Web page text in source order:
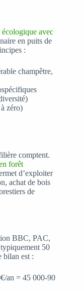
avec
en puits de
:
champêtre,
zéro)
comptent.
forêt
d’exploiter
achat de bois
de
BBC, PAC,
50
bilan est :
an = 45 000-90